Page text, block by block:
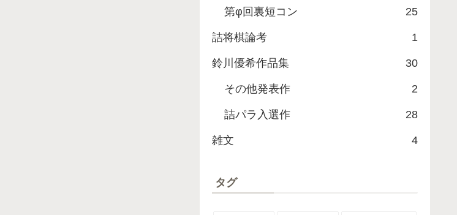
第φ回裏短コン 25
詰将棋論考 1
鈴川優希作品集 30
その他発表作 2
詰パラ入選作 28
雑文 4
タグ